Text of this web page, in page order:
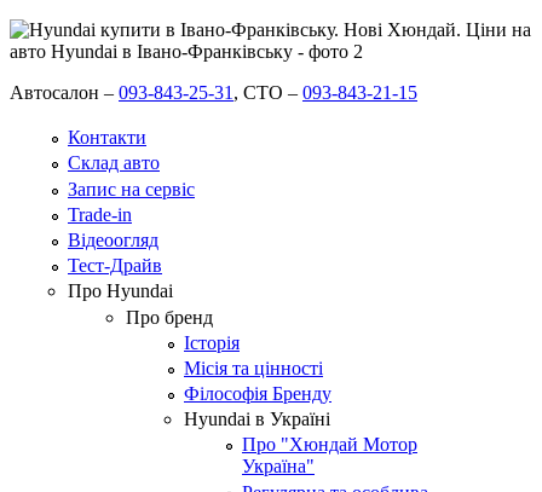
Автосалон – 093-843-25-31 , СТО – 093-843-21-15
Контакти
Склад авто
Запис на сервіс
Trade-in
Відеоогляд
Тест-Драйв
Про Hyundai
Про бренд
Історія
Місія та цінності
Філософія Бренду
Hyundai в Україні
Про "Хюндай Мотор
Україна"